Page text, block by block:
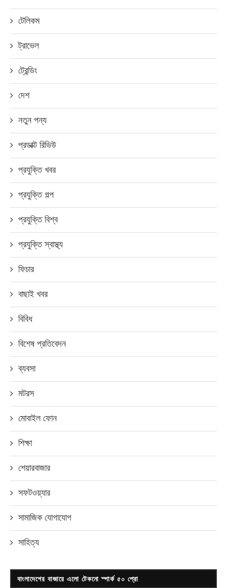
টেলিকম
ট্রাভেল
ট্রেন্ডিং
দেশ
নতুন পন্য
প্রডাক্ট রিভিউ
প্রযুক্তি খবর
প্রযুক্তি গল্প
প্রযুক্তি বিশ্ব
প্রযুক্তি স্বাস্থ্য
ফিচার
বাছাই খবর
বিবিধ
বিশেষ প্রতিবেদন
ব্যবসা
মটরস
মোবাইল ফোন
শিক্ষা
শেয়ারবাজার
সফটওয়্যার
সামাজিক যোগাযোগ
সাহিত্য
বাংলাদেশের বাজারে এলো টেকনো স্পার্ক ৫০ প্রো